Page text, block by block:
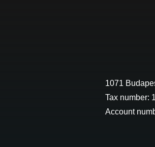
1071
Tax number:
Account